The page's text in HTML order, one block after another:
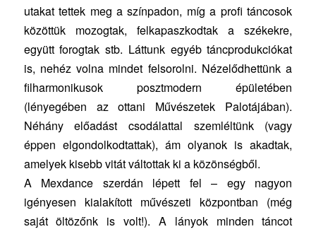
utakat tettek meg a színpadon, míg a profi táncosok
közöttük mozogtak, felkapaszkodtak a székekre,
együtt forogtak stb. Láttunk egyéb táncprodukciókat
is, nehéz volna mindet felsorolni. Nézelődhettünk a
filharmonikusok posztmodern épületében
(lényegében az ottani Művészetek Palotájában).
Néhány előadást csodálattal szemléltünk (vagy
éppen elgondolkodtattak), ám olyanok is akadtak,
amelyek kisebb vitát váltottak ki a közönségből.
A Mexdance szerdán lépett fel – egy nagyon
igényesen kialakított művészeti központban (még
saját öltözőnk is volt!). A lányok minden táncot